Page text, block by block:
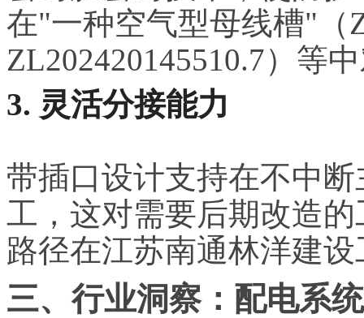
在"一种空气型母线槽"（
ZL202420145510.7）等
3. 灵活分接能力
带插口设计支持在不中
工，这对需要后期改造
路径在江苏南通林洋建
三、行业洞察：配电系